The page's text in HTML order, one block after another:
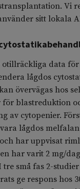
Vi
sitt lokala
otillräckliga data
lågdos
övervägas hos
för blastreduktion
av cytopenier.
lågdos
har uppvisat
har varit 2 mg/
tre små fas 2-
ge respons hos